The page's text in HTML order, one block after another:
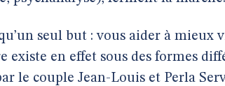
seul but : vous aider à mieux
existe en effet sous des formes
le couple Jean-Louis et Perla